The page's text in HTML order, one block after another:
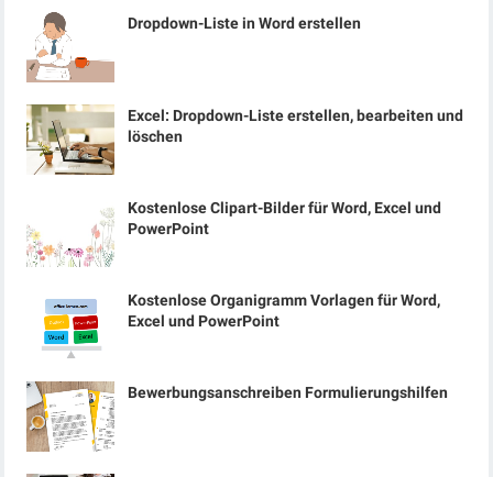
Dropdown-Liste in Word erstellen
Excel: Dropdown-Liste erstellen, bearbeiten und
löschen
Kostenlose Clipart-Bilder für Word, Excel und
PowerPoint
Kostenlose Organigramm Vorlagen für Word,
Excel und PowerPoint
Bewerbungsanschreiben Formulierungshilfen